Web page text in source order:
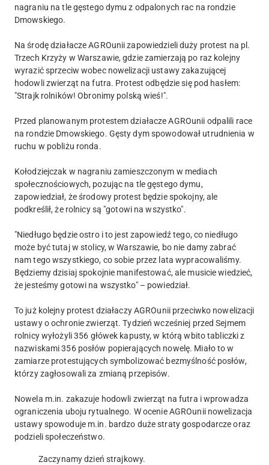
nagraniu na tle gęstego dymu z odpalonych rac na rondzie
Dmowskiego.
Na środę działacze AGROunii zapowiedzieli duży protest na pl.
Trzech Krzyży w Warszawie, gdzie zamierzają po raz kolejny
wyrazić sprzeciw wobec nowelizacji ustawy zakazującej
hodowli zwierząt na futra. Protest odbędzie się pod hasłem:
"Strajk rolników! Obronimy polską wieś!".
Przed planowanym protestem działacze AGROunii odpalili race
na rondzie Dmowskiego. Gęsty dym spowodował utrudnienia w
ruchu w pobliżu ronda.
Kołodziejczak w nagraniu zamieszczonym w mediach
społecznościowych, pozując na tle gęstego dymu,
zapowiedział, że środowy protest będzie spokojny, ale
podkreślił, że rolnicy są "gotowi na wszystko".
"Niedługo będzie ostro i to jest zapowiedź tego, co niedługo
może być tutaj w stolicy, w Warszawie, bo nie damy zabrać
nam tego wszystkiego, co sobie przez lata wypracowaliśmy.
Będziemy dzisiaj spokojnie manifestować, ale musicie wiedzieć,
że jesteśmy gotowi na wszystko" – powiedział.
To już kolejny protest działaczy AGROunii przeciwko nowelizacji
ustawy o ochronie zwierząt. Tydzień wcześniej przed Sejmem
rolnicy wyłożyli 356 główek kapusty, w którą wbito tabliczki z
nazwiskami 356 posłów popierających nowelę. Miało to w
zamiarze protestujących symbolizować bezmyślność posłów,
którzy zagłosowali za zmianą przepisów.
Nowela m.in. zakazuje hodowli zwierząt na futra i wprowadza
ograniczenia uboju rytualnego. W ocenie AGROunii nowelizacja
ustawy spowoduje m.in. bardzo duże straty gospodarcze oraz
podzieli społeczeństwo.
Zaczynamy dzień strajkowy.